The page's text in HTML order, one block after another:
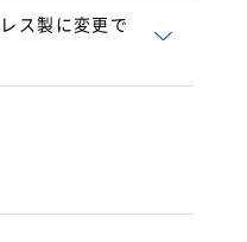
ス製に変更で